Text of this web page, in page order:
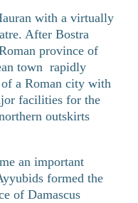
with a virtually
After Bostra
province of
town rapidly
a Roman city with
facilities for the
outskirts
an important
formed the
of Damascus